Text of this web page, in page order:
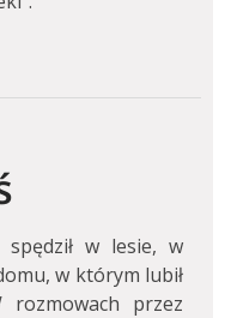
spędził w lesie, w
w którym lubił
rozmowach przez